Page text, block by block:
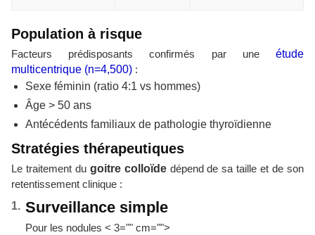
Population à risque
Facteurs prédisposants confirmés par une étude
multicentrique (n=4,500) :
Sexe féminin (ratio 4:1 vs hommes)
Âge > 50 ans
Antécédents familiaux de pathologie thyroïdienne
Stratégies thérapeutiques
Le traitement du goitre colloïdedépend de sa taille et de son
retentissement clinique :
Surveillance simple
Pour les nodules < 3="" cm="">